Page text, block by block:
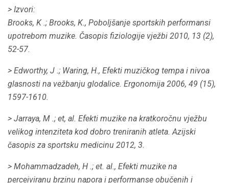
> Izvori:
Brooks, K .; Brooks, K., Poboljšanje sportskih performansi
upotrebom muzike. Časopis fiziologije vježbi 2010, 13 (2),
52-57.
> Edworthy, J .; Waring, H., Efekti muzičkog tempa i nivoa
glasnosti na vežbanju glodalice. Ergonomija 2006, 49 (15),
1597-1610.
> Jarraya, M .; et, al. Efekti muzike na kratkoročnu vježbu
velikog intenziteta kod dobro treniranih atleta. Azijski
časopis za sportsku medicinu 2012, 3.
> Mohammadzadeh, H .; et. al., Efekti muzike na
perceiviranu brzinu napora i performanse obučenih i